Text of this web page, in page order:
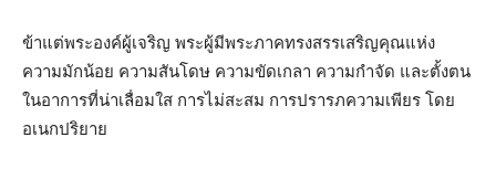
ข้าแต่พระองค์ผู้เจริญ พระผู้มีพระภาคทรงสรรเสริญคุณแห่ง
ความมักน้อย ความสันโดษ ความขัดเกลา ความกำจัด และตั้งตน
ในอาการที่น่าเลื่อมใส การไม่สะสม การปรารภความเพียร โดย
อเนกปริยาย